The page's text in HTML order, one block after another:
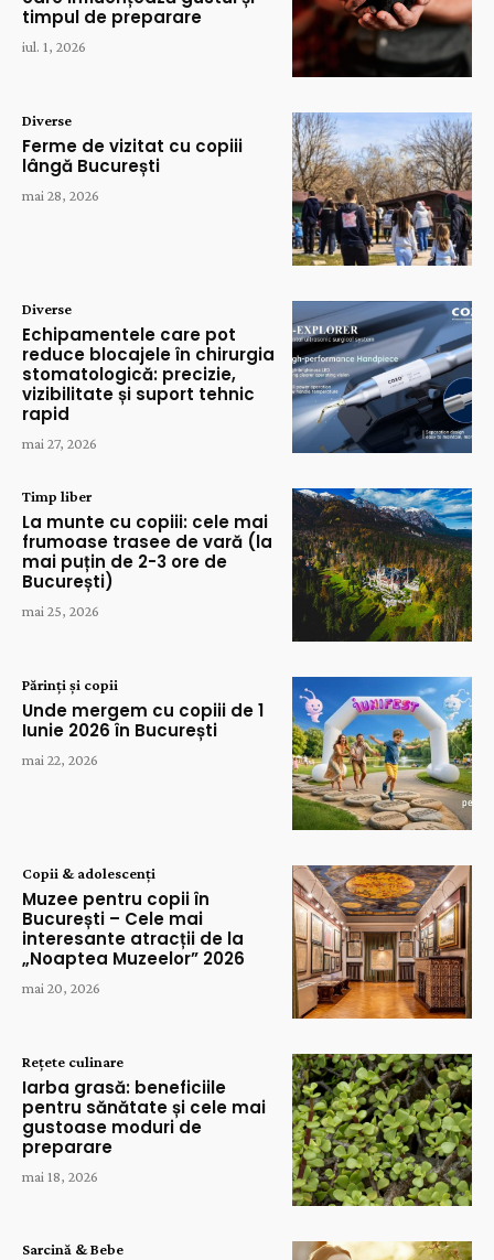
timpul de preparare
iul. 1, 2026
Diverse
Ferme de vizitat cu copiii
lângă București
mai 28, 2026
Diverse
Echipamentele care pot
reduce blocajele în chirurgia
stomatologică: precizie,
vizibilitate și suport tehnic
rapid
mai 27, 2026
Timp liber
La munte cu copiii: cele mai
frumoase trasee de vară (la
mai puțin de 2-3 ore de
București)
mai 25, 2026
Părinți și copii
Unde mergem cu copiii de 1
Iunie 2026 în București
mai 22, 2026
Copii & adolescenți
Muzee pentru copii în
București – Cele mai
interesante atracții de la
„Noaptea Muzeelor” 2026
mai 20, 2026
Rețete culinare
Iarba grasă: beneficiile
pentru sănătate și cele mai
gustoase moduri de
preparare
mai 18, 2026
Sarcină & Bebe